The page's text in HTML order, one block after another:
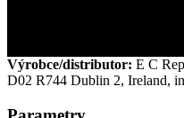
Výrobce/distributor: E C
D02 R744 Dublin 2, Ireland,